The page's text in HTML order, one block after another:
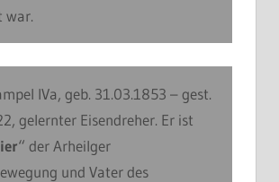
war.
IVa, geb. 31.03.1853 – gest.
gelernter Eisendreher. Er ist
“ der Arheilger
und Vater des